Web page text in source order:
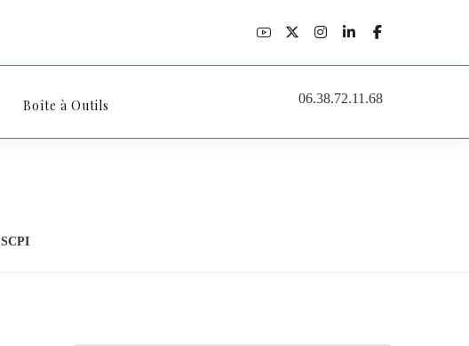
Boîte à Outils 06.38.72.11.68
SCPI